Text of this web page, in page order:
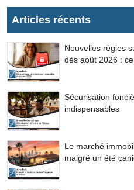
Articles récents
Nouvelles règles
dès août 2026 :
Sécurisation
indispensables
Le marché
malgré un été